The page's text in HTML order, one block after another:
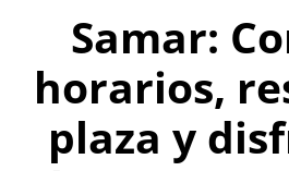
Samar:
horarios,
plaza y